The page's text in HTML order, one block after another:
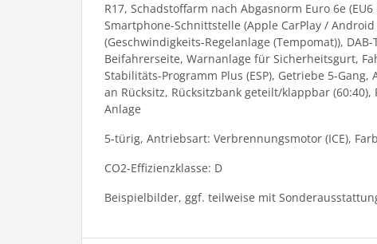
R17, Schadstoffarm nach Abgasnorm Euro 6e
Smartphone-Schnittstelle (Apple CarPlay /
(Geschwindigkeits-Regelanlage (Tempomat)),
Beifahrerseite, Warnanlage für Sicherheitsgurt,
Stabilitäts-Programm Plus (ESP), Getriebe 5-
an Rücksitz, Rücksitzbank geteilt/klappbar
Anlage
5-türig, Antriebsart: Verbrennungsmotor (ICE),
CO2-Effizienzklasse: D
Beispielbilder, ggf. teilweise mit